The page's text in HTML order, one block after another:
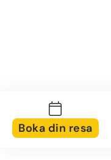
Boka din resa